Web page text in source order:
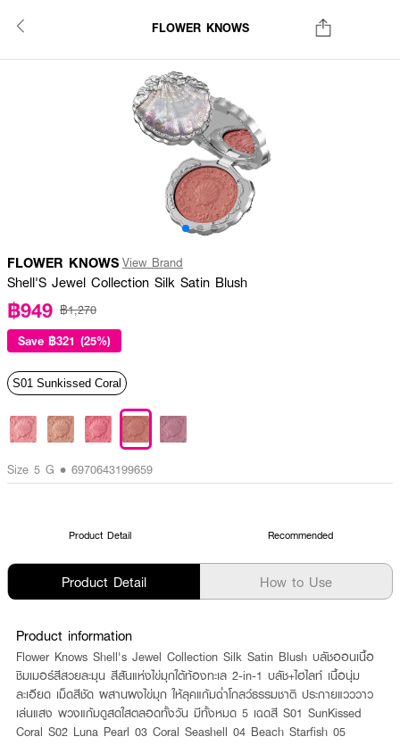
FLOWER KNOWS
FLOWER KNOWS View Brand
Shell'S Jewel Collection Silk Satin Blush
฿949 ฿1,270
Save ฿321 (25%)
S01 Sunkissed Coral
Size 5 G • 6970643199659
Product Detail Recommended
Product Detail How to Use
Product information
Flower Knows Shell's Jewel Collection Silk Satin Blush บลัชออนเนื้อ
ชิมเมอร์สีสวยละมุน สีสันแห่งไข่มุกใต้ท้องทะเล 2-in-1 บลัช+ไฮไลท์ เนื้อนุ่ม
ละเอียด เม็ดสีชัด ผสานผงไข่มุก ให้ลุคแก้มฉ่ำโกลว์ธรรมชาติ ประกายแวววาว
เล่นแสง พวงแก้มดูสดใสตลอดทั้งวัน มีทั้งหมด 5 เฉดสี S01 SunKissed
Coral S02 Luna Pearl 03 Coral Seashell 04 Beach Starfish 05